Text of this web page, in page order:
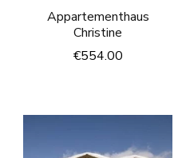
Appartementhaus
Christine
€554.00